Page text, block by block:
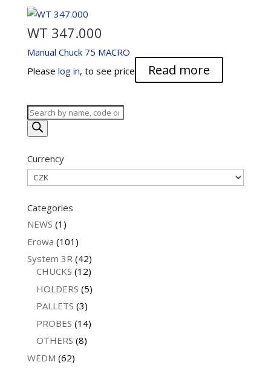
WT 347.000
Manual Chuck 75 MACRO
Please log in, to see price Read more
Products
search
Currency
Categories
NEWS (1)
Erowa (101)
System 3R (42)
CHUCKS (12)
HOLDERS (5)
PALLETS (3)
PROBES (14)
OTHERS (8)
WEDM (62)